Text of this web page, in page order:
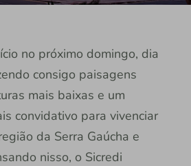
no próximo domingo, dia
consigo paisagens
mais baixas e um
convidativo para vivenciar
da Serra Gaúcha e
nisso, o Sicredi